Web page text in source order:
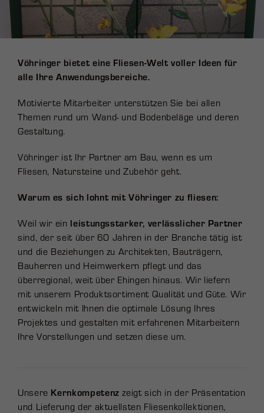
Vöhringer bietet eine Fliesen-Welt voller Ideen für
alle Ihre Anwendungsbereiche.
Motivierte Mitarbeiter unterstützen Sie bei allen
Themen rund um Wand- und Bodenbeläge und deren
Gestaltung.
Vöhringer ist Ihr Partner am Bau, wenn es um
Fliesen, Natursteine und Zubehör geht.
Warum es sich lohnt mit Vöhringer zu fliesen:
Weil wir ein leistungsstarker, verlässlicher Partner
sind, der seit über 60 Jahren in der Branche tätig ist
und die Beziehungen zu Architekten, Bauträgern,
Bauherren und Heimwerkern pflegt und das
überregional, weit über Ehingen hinaus. Wir liefern
mit unserem Produktsortiment Qualität und Güte. Wir
entwickeln mit Ihnen die optimale Lösung Ihres
Projektes und gestalten mit erfahrenen Mitarbeitern
Ihre Vorstellungen und setzen diese um.
Unsere Kernkompetenz zeigt sich in der Präsentation
und Lieferung der aktuellsten Fliesenkollektionen,